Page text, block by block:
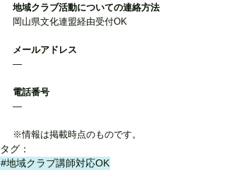
地域クラブ活動についての連絡方法
岡山県文化連盟経由受付OK
メールアドレス
―
電話番号
―
※情報は掲載時点のものです。
タグ：
#地域クラブ講師対応OK